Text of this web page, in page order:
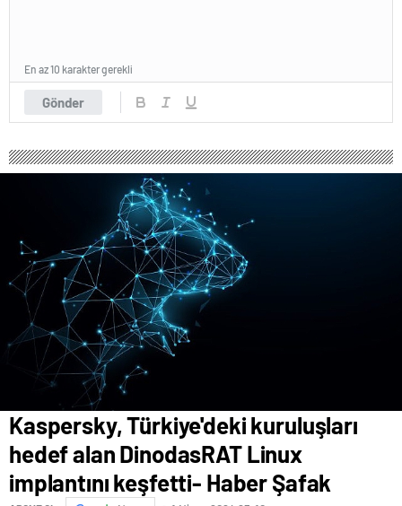
Gönder
En az 10 karakter gerekli
Kaspersky, Türkiye'deki kuruluşları
hedef alan DinodasRAT Linux
implantını keşfetti- Haber Şafak